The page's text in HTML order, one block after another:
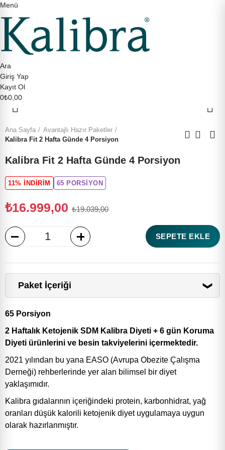
Menü
Ara
Giriş Yap
Kayıt Ol
0₺0,00
Ana Sayfa
Avantajlı Hazır Paketler
Kalibra Fit 2 Hafta Günde 4 Porsiyon
Kalibra Fit 2 Hafta Günde 4 Porsiyon
11% İNDIRIM 65 PORSIYON
₺16.999,00 ₺19.039,00
SEPETE EKLE
Paket İçeriği
Penne Makarna x 1
Sütlü Çikolata Bar x 1
Portakallı Kurabiye x 1
SDM14 - Ödem Atımı Destekler x 1
Unicomplex Plus - Multivitamin x 1
65 Porsiyon
2 Haftalık Ketojenik SDM Kalibra Diyeti + 6 gün Koruma
Diyeti ürünlerini ve besin takviyelerini içermektedir.
2021 yılından bu yana EASO (Avrupa Obezite Çalışma
Derneği) rehberlerinde yer alan bilimsel bir diyet
yaklaşımıdır.
Kalibra gıdalarının içeriğindeki protein, karbonhidrat, yağ
oranları düşük kalorili ketojenik diyet uygulamaya uygun
olarak hazırlanmıştır.